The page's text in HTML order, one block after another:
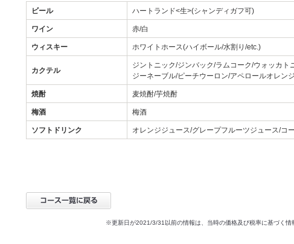
ビール ハートランド<生>(シャンディガフ可)
ワイン 赤/白
ウィスキー ホワイトホース(ハイボール/水割り/etc.)
カクテル
ジントニック/ジンバック/ラムコーク/ウォッカ
ジーネーブル/ピーチウーロン/アペロールオレン
焼酎 麦焼酎/芋焼酎
梅酒 梅酒
ソフトドリンク オレンジジュース/グレープフルーツジュース/コ
※更新日が2021/3/31以前の情報は、当時の価格及び税率に基づく情